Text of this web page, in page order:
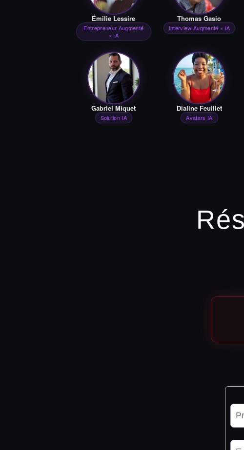
Émilie Lessire
Entrepreneur Augmenté
× IA
Thomas Gasio
Interview Augmenté × IA
Gabriel Miquet
Solution IA
Dialine Feuillet
Avatars IA